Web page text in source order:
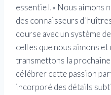
essentiel. « Nous aimons
des connaisseurs
course avec un système
celles que nous aimons et
transmettons la
célébrer cette passion
incorporé des détails